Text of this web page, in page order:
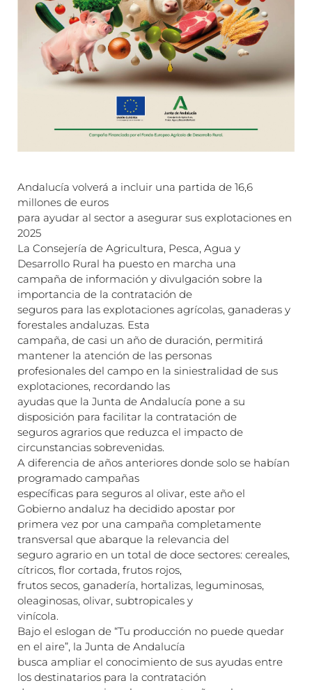
Andalucía volverá a incluir una partida de 16,6
millones de euros
para ayudar al sector a asegurar sus explotaciones en
2025
La Consejería de Agricultura, Pesca, Agua y
Desarrollo Rural ha puesto en marcha una
campaña de información y divulgación sobre la
importancia de la contratación de
seguros para las explotaciones agrícolas, ganaderas y
forestales andaluzas. Esta
campaña, de casi un año de duración, permitirá
mantener la atención de las personas
profesionales del campo en la siniestralidad de sus
explotaciones, recordando las
ayudas que la Junta de Andalucía pone a su
disposición para facilitar la contratación de
seguros agrarios que reduzca el impacto de
circunstancias sobrevenidas.
A diferencia de años anteriores donde solo se habían
programado campañas
específicas para seguros al olivar, este año el
Gobierno andaluz ha decidido apostar por
primera vez por una campaña completamente
transversal que abarque la relevancia del
seguro agrario en un total de doce sectores: cereales,
cítricos, flor cortada, frutos rojos,
frutos secos, ganadería, hortalizas, leguminosas,
oleaginosas, olivar, subtropicales y
vinícola.
Bajo el eslogan de “Tu producción no puede quedar
en el aire”, la Junta de Andalucía
busca ampliar el conocimiento de sus ayudas entre
los destinatarios para la contratación